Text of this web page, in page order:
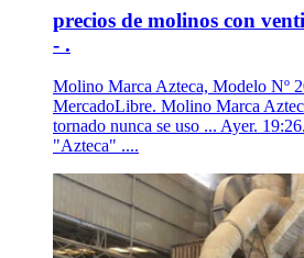
precios de molinos con
- .
Molino Marca Azteca, Modelo Nº
MercadoLibre. Molino Marca
tornado nunca se uso ... Ayer.
"Azteca" ....